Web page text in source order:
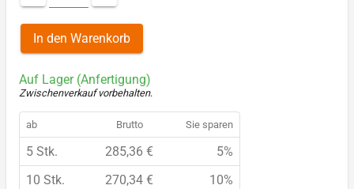
In den Warenkorb
Auf Lager (Anfertigung)
Zwischenverkauf vorbehalten.
ab Brutto Sie sparen
5 Stk. 285,36 €
5%
10 Stk.
270,34 €
10%